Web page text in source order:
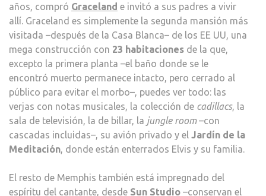
años, compró Graceland e invitó a sus padres a vivir
allí. Graceland es simplemente la segunda mansión más
visitada –después de la Casa Blanca– de los EE UU, una
mega construcción con 23 habitaciones de la que,
excepto la primera planta –el baño donde se le
encontró muerto permanece intacto, pero cerrado al
público para evitar el morbo–, puedes ver todo: las
verjas con notas musicales, la colección de cadillacs, la
sala de televisión, la de billar, la jungle room–con
cascadas incluidas–, su avión privado y el Jardín de la
Meditación, donde están enterrados Elvis y su familia.
El resto de Memphis también está impregnado del
espíritu del cantante, desde Sun Studio –conservan el